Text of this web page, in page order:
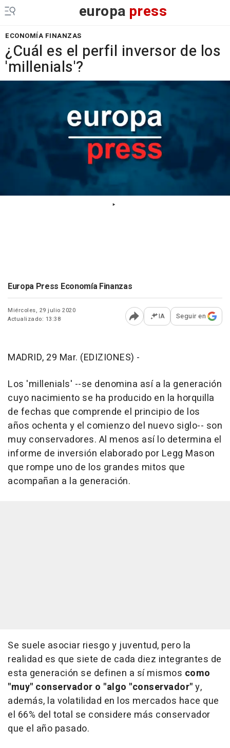
europa press
ECONOMÍA FINANZAS
¿Cuál es el perfil inversor de los
'millenials'?
Europa Press Economía Finanzas
Miércoles, 29 julio 2020
Actualizado: 13:38
Abrir opciones para
IA Seguir en
MADRID, 29 Mar. (EDIZIONES) -
Los 'millenials' --se denomina así a la generación
cuyo nacimiento se ha producido en la horquilla
de fechas que comprende el principio de los
años ochenta y el comienzo del nuevo siglo-- son
muy conservadores. Al menos así lo determina el
informe de inversión elaborado por Legg Mason
que rompe uno de los grandes mitos que
acompañan a la generación.
Se suele asociar riesgo y juventud, pero la
realidad es que siete de cada diez integrantes de
esta generación se definen a sí mismos como
"muy" conservador o "algo "conservador"y,
además, la volatilidad en los mercados hace que
el 66% del total se considere más conservador
que el año pasado.